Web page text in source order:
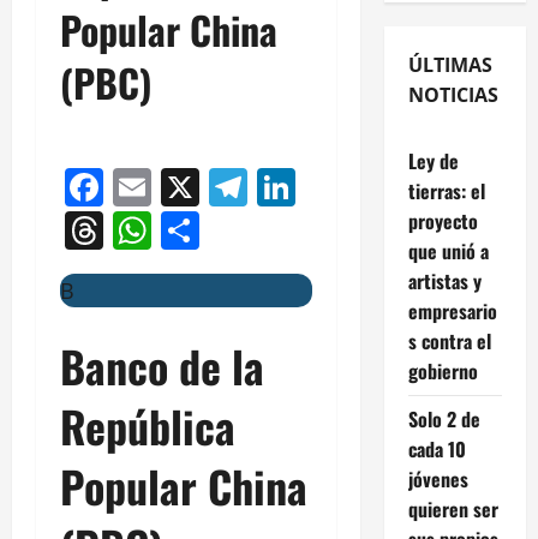
Popular China
(PBC)
Facebook
Email
X Telegram
LinkedIn
Threads
WhatsApp
B
Banco de la
República
Popular China
ÚLTIMAS
NOTICIAS
Ley de
tierras: el
proyecto
que unió a
artistas y
empresario
s contra el
gobierno
Solo 2 de
cada 10
jóvenes
quieren ser